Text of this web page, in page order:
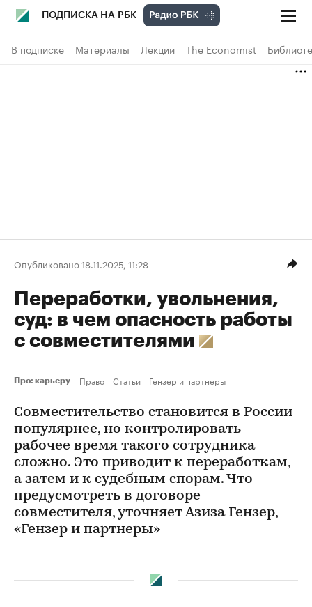
ПОДПИСКА НА РБК
В подписке Материалы Лекции The Economist
Опубликовано 18.11.2025, 11:28
Переработки, увольнения,
суд: в чем опасность работы
с совместителями
Про: карьеру Право Статьи Гензер и партнеры
Совместительство становится в России
популярнее, но контролировать
рабочее время такого сотрудника
сложно. Это приводит к переработкам,
а затем и к судебным спорам. Что
предусмотреть в договоре
совместителя, уточняет Азиза Гензер,
«Гензер и партнеры»